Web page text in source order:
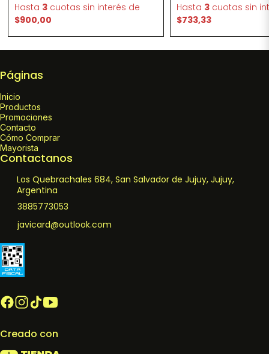
Hasta 3cuotas sin interés de
$900,00
Hasta 3 cuotas sin
$733,33
Páginas
Inicio
Productos
Promociones
Contacto
Cómo Comprar
Mayorista
Contactanos
Los Quebrachales 684, San Salvador de Jujuy, Jujuy,
Argentina
3885773053
javicard@outlook.com
Creado con